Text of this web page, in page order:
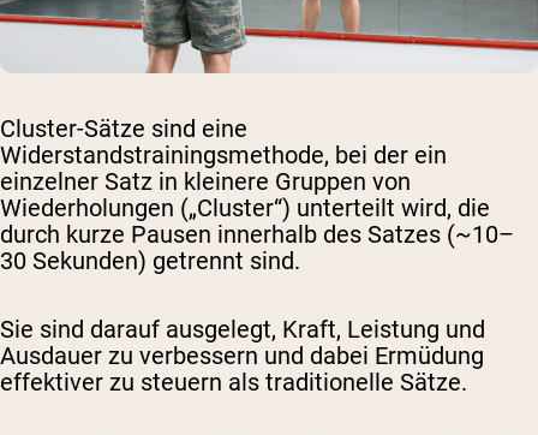
Cluster-Sätze sind eine
Widerstandstrainingsmethode, bei der ein
einzelner Satz in kleinere Gruppen von
Wiederholungen („Cluster“) unterteilt wird, die
durch kurze Pausen innerhalb des Satzes (~10–
30 Sekunden) getrennt sind.
Sie sind darauf ausgelegt, Kraft, Leistung und
Ausdauer zu verbessern und dabei Ermüdung
effektiver zu steuern als traditionelle Sätze.